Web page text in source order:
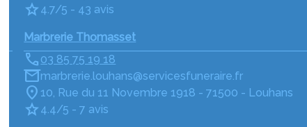
4.7/5 - 43 avis
Marbrerie Thomasset
03 85 75 19 18
marbrerie.louhans@servicesfuneraire.fr
10, Rue du 11 Novembre 1918 - 71500 - Louhans
4.4/5 - 7 avis